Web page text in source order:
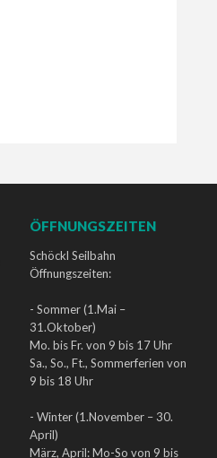
ÖFFNUNGSZEITEN
Schöckl Seilbahn
Öffnungszeiten:
- Sommer (1.Mai –
31.Oktober)
Mo. bis Fr. von 9 bis 17 Uhr
Sa., So., Ft., Sommerferien von
9 bis 18 Uhr
- Winter (1.November – 30.
April)
März, April: Mo-So von 9 bis